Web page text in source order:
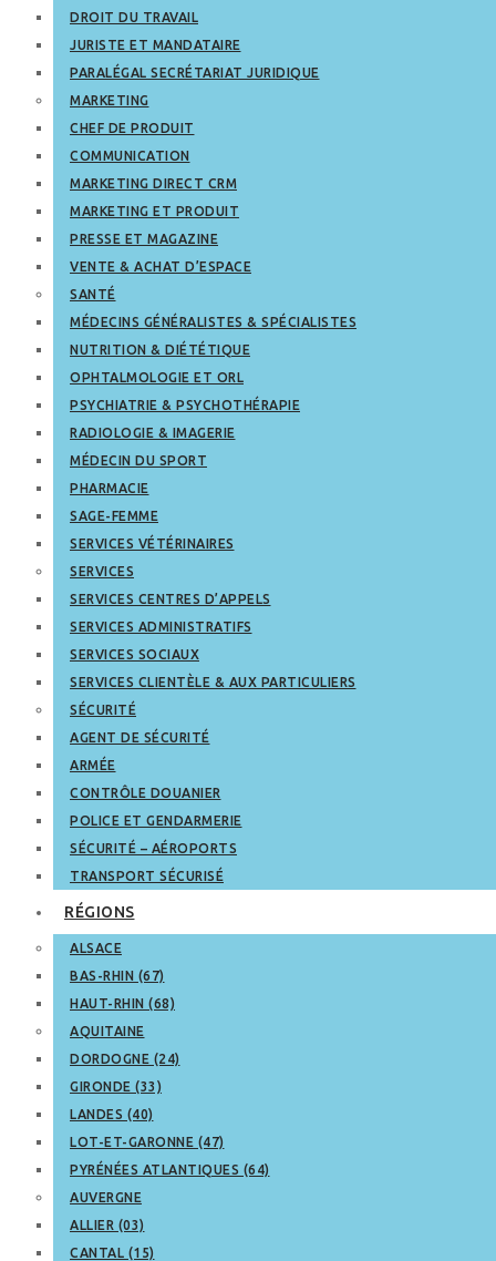
DROIT DU TRAVAIL
JURISTE ET MANDATAIRE
PARALÉGAL SECRÉTARIAT JURIDIQUE
MARKETING
CHEF DE PRODUIT
COMMUNICATION
MARKETING DIRECT CRM
MARKETING ET PRODUIT
PRESSE ET MAGAZINE
VENTE & ACHAT D’ESPACE
SANTÉ
MÉDECINS GÉNÉRALISTES & SPÉCIALISTES
NUTRITION & DIÉTÉTIQUE
OPHTALMOLOGIE ET ORL
PSYCHIATRIE & PSYCHOTHÉRAPIE
RADIOLOGIE & IMAGERIE
MÉDECIN DU SPORT
PHARMACIE
SAGE-FEMME
SERVICES VÉTÉRINAIRES
SERVICES
SERVICES CENTRES D’APPELS
SERVICES ADMINISTRATIFS
SERVICES SOCIAUX
SERVICES CLIENTÈLE & AUX PARTICULIERS
SÉCURITÉ
AGENT DE SÉCURITÉ
ARMÉE
CONTRÔLE DOUANIER
POLICE ET GENDARMERIE
SÉCURITÉ – AÉROPORTS
TRANSPORT SÉCURISÉ
RÉGIONS
ALSACE
BAS-RHIN (67)
HAUT-RHIN (68)
AQUITAINE
DORDOGNE (24)
GIRONDE (33)
LANDES (40)
LOT-ET-GARONNE (47)
PYRÉNÉES ATLANTIQUES (64)
AUVERGNE
ALLIER (03)
CANTAL (15)